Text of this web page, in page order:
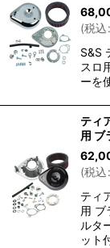
(税込:
S&S
スロ
ーを
ティ
用 ブ
(税込:
ティ
用 ブ
ルタ
ット